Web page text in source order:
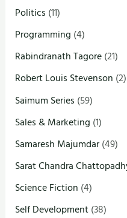
Politics (11)
Programming (4)
Rabindranath Tagore(21)
Robert Louis Stevenson (2)
Saimum Series (59)
Sales & Marketing (1)
Samaresh Majumdar(49)
Sarat Chandra
Science Fiction (4)
Self Development(38)